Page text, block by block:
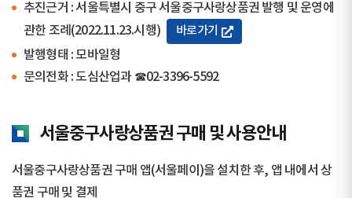
추진근거 : 서울특별시 중구 서울중구사랑상품권 발행 및 운영에
관한 조례(2022.11.23.시행)
바로가기
발행형태 : 모바일형
문의전화 : 도심산업과 ☎02-3396-5592
서울중구사랑상품권 구매 및 사용안내
서울중구사랑상품권 구매 앱(서울페이)을 설치한 후, 앱 내에서 상
품권 구매 및 결제